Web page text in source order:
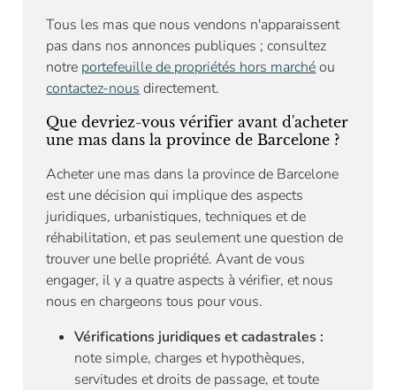
Tous les mas que nous vendons n'apparaissent
pas dans nos annonces publiques ; consultez
notre portefeuille de propriétés hors marchéou
contactez-nous directement.
Que devriez-vous vérifier avant d'acheter
une mas dans la province de Barcelone ?
Acheter une mas dans la province de Barcelone
est une décision qui implique des aspects
juridiques, urbanistiques, techniques et de
réhabilitation, et pas seulement une question de
trouver une belle propriété. Avant de vous
engager, il y a quatre aspects à vérifier, et nous
nous en chargeons tous pour vous.
Vérifications juridiques et cadastrales :
note simple, charges et hypothèques,
servitudes et droits de passage, et toute